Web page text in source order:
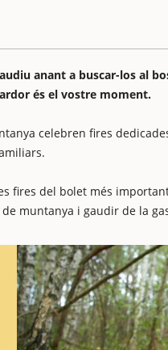
anant a buscar-los al
és el vostre moment.
celebren fires
fires del bolet més
muntanya i gaudir de la